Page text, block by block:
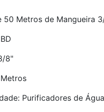
50 Metros de Mangueira
8"
Purificadores de